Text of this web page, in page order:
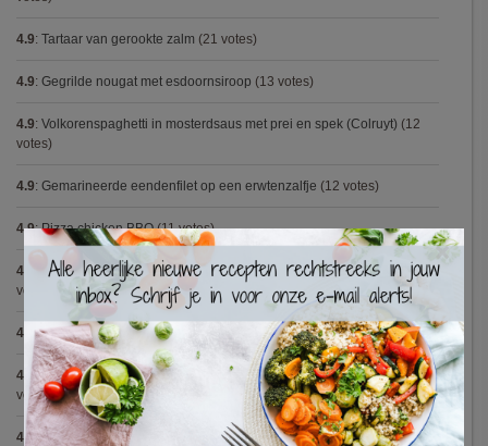
4.9: Tartaar van gerookte zalm (21 votes)
4.9: Gegrilde nougat met esdoornsiroop (13 votes)
4.9: Volkorenspaghetti in mosterdsaus met prei en spek (Colruyt) (12
votes)
4.9: Gemarineerde eendenfilet op een erwtenzalfje (12 votes)
4.9:Pizza chicken BBQ(11 votes)
4.9 Vegetarische spaghetti bolognese met linzen (Jamie Oliver)(9
votes)
4.9:Broodje Bismarck (8 votes)
4.9:Aspergepuree met garnalen en zure room (Piet Huysentruyt)(7
votes)
4.8 :Spaghetti all'Amatriciana (Antonio Carluccio)(12 votes)
×